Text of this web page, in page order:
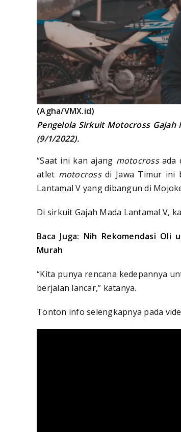
(Agha/VMX.id)
Pengelola Sirkuit Motocross Gajah
(9/1/2022).
“Saat ini kan ajang motocrossada
atlet motocrossdi Jawa Timur ini
Lantamal V yang dibangun di
Di sirkuit Gajah Mada Lantamal V,
Baca Juga: Nih Rekomendasi Oli
Murah
“Kita punya rencana kedepannya
berjalan lancar,” katanya.
Tonton info selengkapnya pada